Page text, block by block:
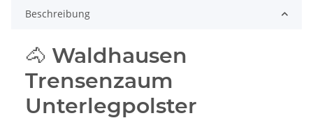
Beschreibung
🐴 Waldhausen
Trensenzaum
Unterlegpolster